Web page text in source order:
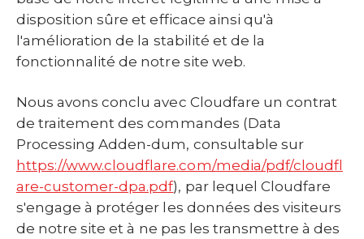
disposition sûre et efficace ainsi qu'à
l'amélioration de la stabilité et de la
fonctionnalité de notre site web.
Nous avons conclu avec Cloudfare un contrat
de traitement des commandes (Data
Processing Adden-dum, consultable sur
https://www.cloudflare.com/media/pdf/cloudfl
are-customer-dpa.pdf), par lequel Cloudfare
s'engage à protéger les données des visiteurs
de notre site et à ne pas les transmettre à des